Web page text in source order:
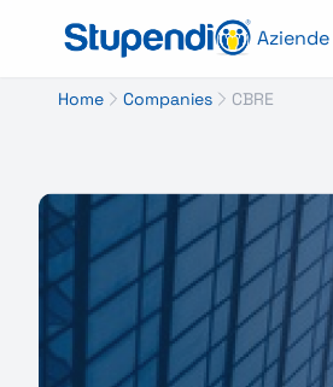
Aziende
Home Companies CBRE